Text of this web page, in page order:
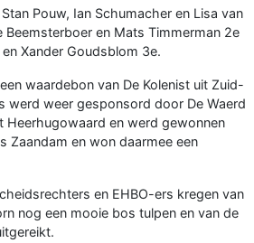
Pouw, Ian Schumacher en Lisa van
Beemsterboer en Mats Timmerman 2e
Xander Goudsblom 3e.
waardebon van De Kolenist uit Zuid-
werd weer gesponsord door De Waerd
Heerhugowaard en werd gewonnen
Zaandam en won daarmee een
en EHBO-ers kregen van
nog een mooie bos tulpen en van de